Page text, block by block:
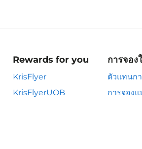
Rewards for you
KrisFlyer
KrisFlyerUOB
การจอ
ตัวแทนก
การจอง